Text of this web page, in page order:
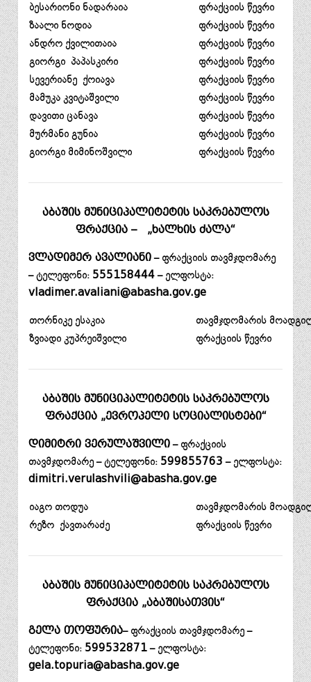
ბესარიონი ნადარაია
ფრაქციის წევრი
ზაალი ნოდია
ფრაქციის წევრი
ანდრო ქვილითაია
ფრაქციის წევრი
გიორგი პაპასკირი
ფრაქციის წევრი
სევერიანე ქოიავა
ფრაქციის წევრი
მამუკა კვიტაშვილი
ფრაქციის წევრი
დავითი ცანავა
ფრაქციის წევრი
მურმანი გუნია
ფრაქციის წევრი
გიორგი მიმინოშვილი
ფრაქციის წევრი
აბაშის მუნიციპალიტეტის საკრებულოს
ფრაქცია – „ხალხის ძალა“
ვლადიმერ ავალიანი– ფრაქციის თავმჯდომარე
– ტელეფონი: 555158444– ელფოსტა:
vladimer.avaliani@abasha.gov.ge
თორნიკე ესაკია
თავმჯდომარის
ზვიადი კუპრეიშვილი
ფრაქციის წევრი
აბაშის მუნიციპალიტეტის საკრებულოს
ფრაქცია „ევროპელი სოციალისტები“
დიმიტრი ვერულაშვილი– ფრაქციის
თავმჯდომარე – ტელეფონი: 599855763 – ელფოსტა:
dimitri.verulashvili@abasha.gov.ge
იაგო თოდუა
თავმჯდომარის
რეზო ქავთარაძე
ფრაქციის წევრი
აბაშის მუნიციპალიტეტის საკრებულოს
ფრაქცია „აბაშისათვის“
გელა თოფურია– ფრაქციის თავმჯდომარე –
ტელეფონი: 599532871– ელფოსტა:
gela.topuria@abasha.gov.ge